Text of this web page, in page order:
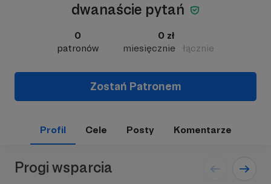
dwanaście pytań
0
patronów
0 zł
miesięcznie
łącznie
Zostań Patronem
Profil Cele Posty Komentarze
Progi wsparcia